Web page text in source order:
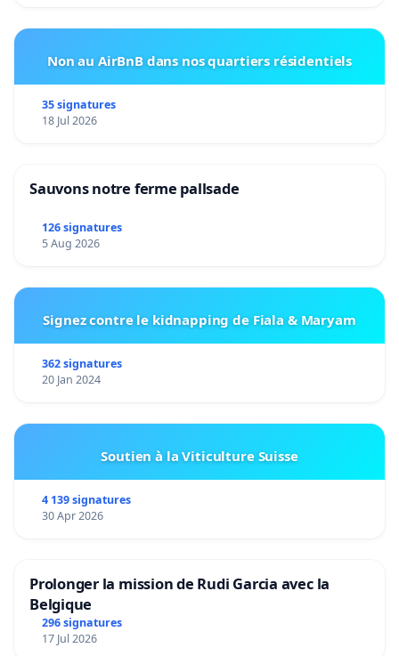
Non au AirBnB dans nos quartiers résidentiels
35 signatures
18 Jul 2026
Sauvons notre ferme pallsade
126 signatures
5 Aug 2026
Signez contre le kidnapping de Fiala & Maryam
362 signatures
20 Jan 2024
Soutien à la Viticulture Suisse
4 139 signatures
30 Apr 2026
Prolonger la mission de Rudi Garcia avec la
Belgique
296 signatures
17 Jul 2026